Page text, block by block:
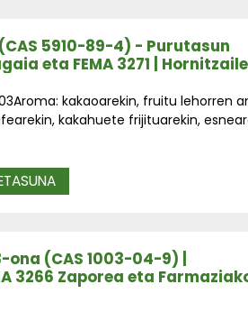
5910-89-4) - Purutasun
eta FEMA 3271 |
kakaoarekin, fruitu lehorren
kakahuete frijituarekin,
(CAS 1003-04-9) |
3266 Zaporea eta